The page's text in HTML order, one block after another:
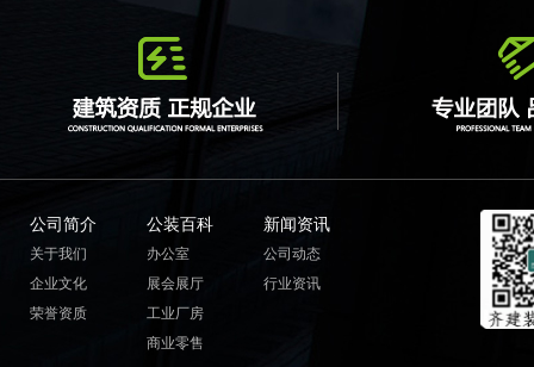
公司简介
关于我们
企业文化
荣誉资质
公装百科
办公室
展会展厅
工业厂房
商业零售
新闻资讯
公司动态
行业资讯